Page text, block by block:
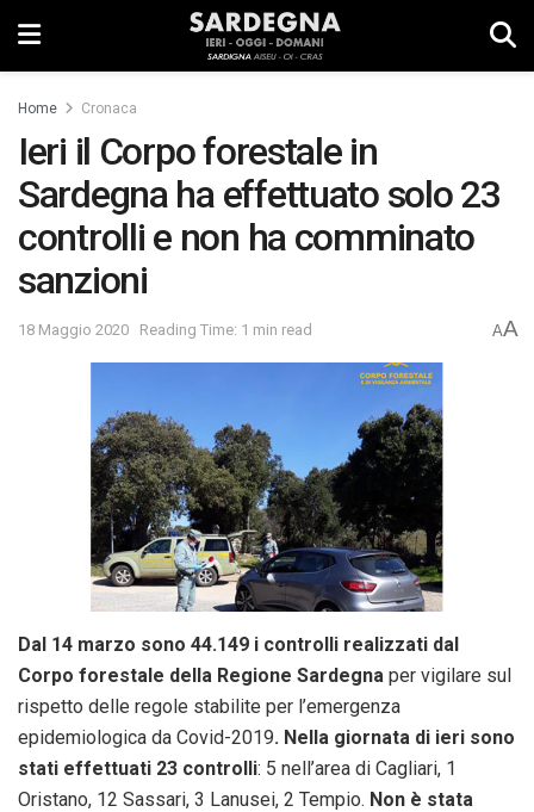
Home Cronaca
Ieri il Corpo forestale in
Sardegna ha effettuato solo 23
controlli e non ha comminato
sanzioni
18 Maggio 2020 Reading Time: 1 min read AA
Dal 14 marzo sono 44.149 i controlli realizzati dal
Corpo forestale della Regione Sardegna per vigilare sul
rispetto delle regole stabilite per l’emergenza
epidemiologica da Covid-2019. Nella giornata di ieri sono
stati effettuati 23 controlli: 5 nell’area di Cagliari, 1
Oristano, 12 Sassari, 3 Lanusei, 2 Tempio. Non è stata